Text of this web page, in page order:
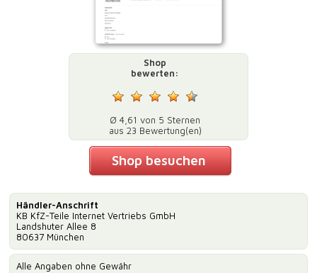
Shop
bewerten:
Ø 4,61 von 5 Sternen
aus 23 Bewertung(en)
Shop besuchen
Händler-Anschrift
KB KfZ-Teile Internet Vertriebs GmbH
Landshuter Allee 8
80637 München
Alle Angaben ohne Gewähr